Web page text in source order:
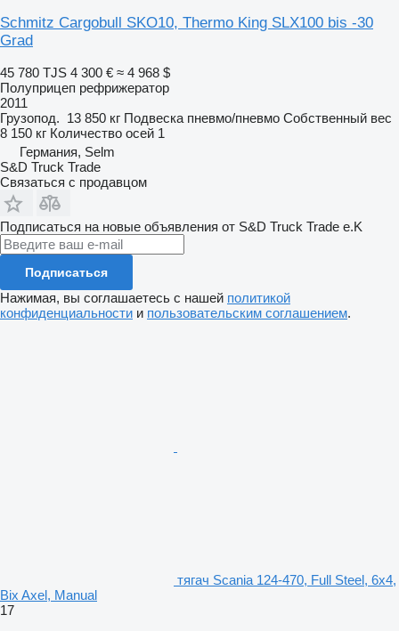
Schmitz Cargobull SKO10, Thermo King SLX100 bis -30
Grad
45 780 TJS 4 300 € ≈ 4 968 $
Полуприцеп рефрижератор
2011
Грузопод. 13 850 кг Подвеска пневмо/пневмо Собственный вес
8 150 кг Количество осей 1
Германия, Selm
S&D Truck Trade
Связаться с продавцом
Подписаться на новые объявления от S&D Truck Trade e.K
Подписаться
Нажимая, вы соглашаетесь с нашей политикой
конфиденциальности и пользовательским соглашением.
тягач Scania 124-470, Full Steel, 6x4,
Bix Axel, Manual
17